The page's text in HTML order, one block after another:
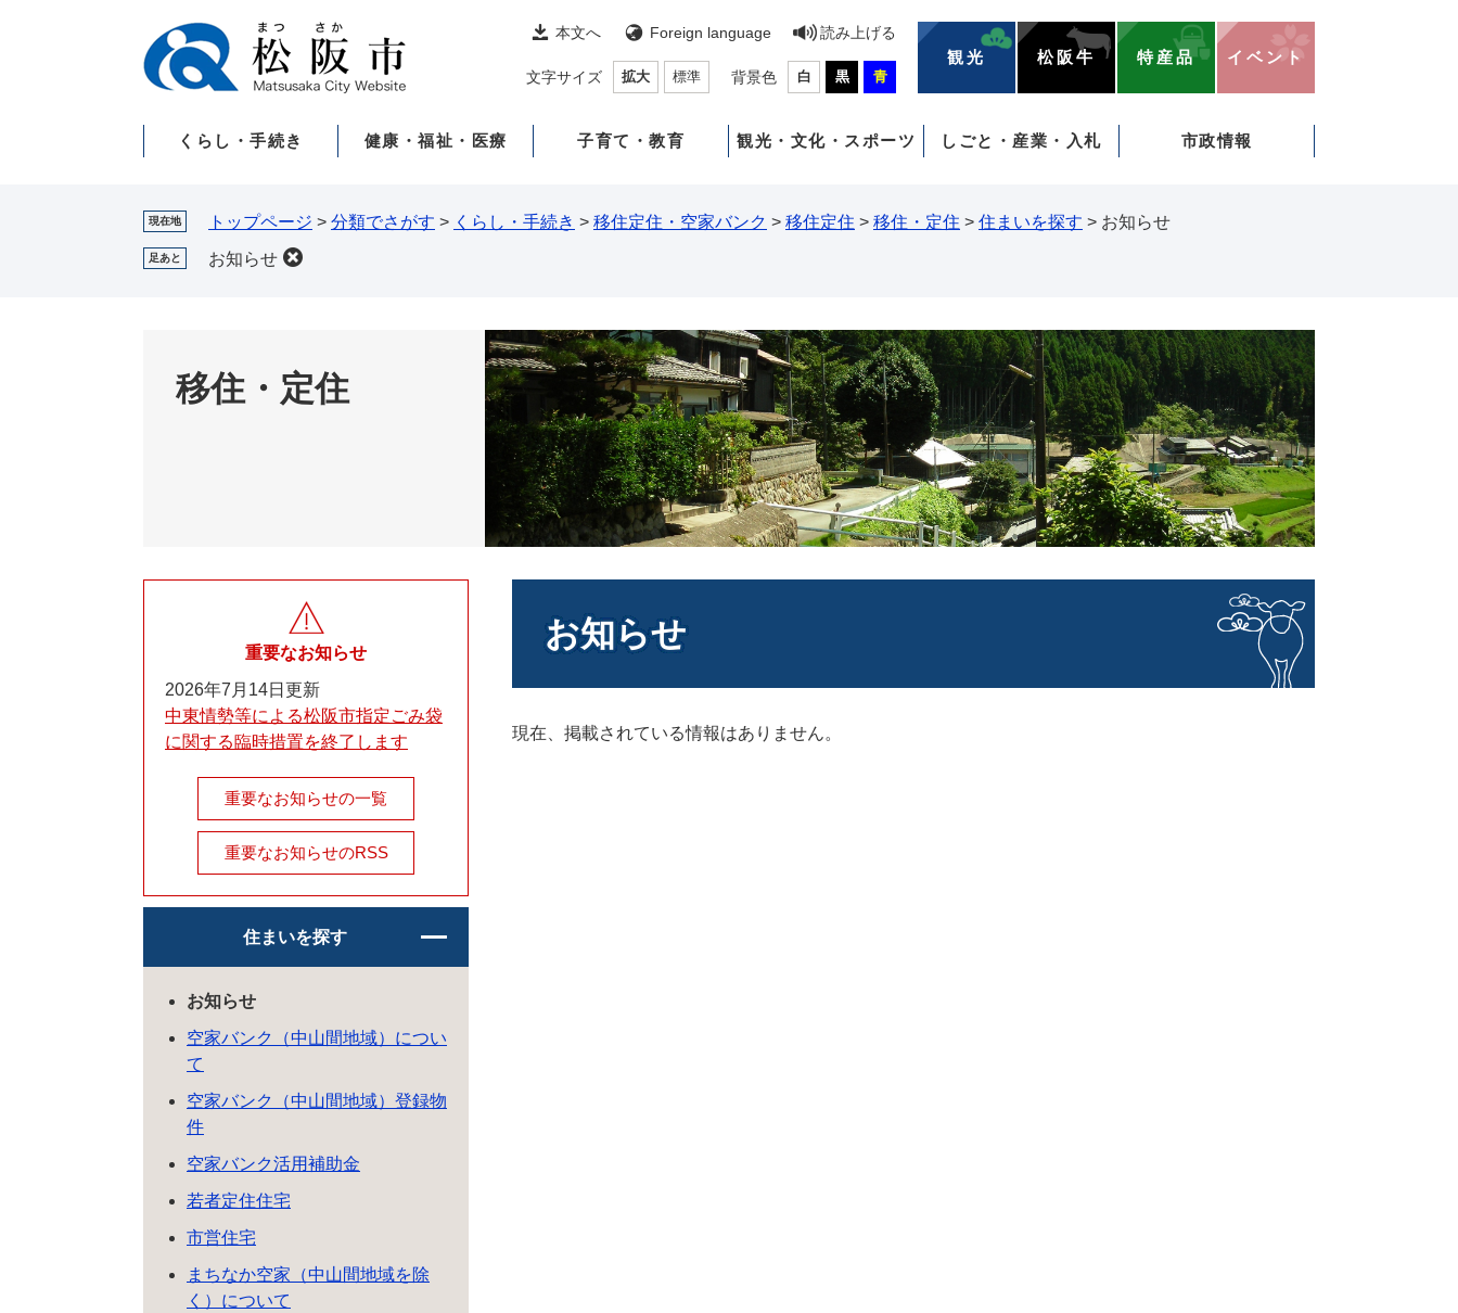
本文へ Foreign language 読み上げる
文字サイズ 拡大 標準 背景色 白 黒 青
観光 松阪牛 特産品 イベント
くらし・手続き 健康・福祉・医療 子育て・教育 観光・文化・スポーツ しごと・産業・入札 市政情報
現在地 トップページ > 分類でさがす > くらし・手続き > 移住定住・空家バンク > 移住定住 > 移住・定住 > 住まいを探す > お知らせ
足あと お知らせ
移住・定住
お知らせ
現在、掲載されている情報はありません。
重要なお知らせ
2026年7月14日更新
中東情勢等による松阪市指定ごみ袋
に関する臨時措置を終了します
重要なお知らせの一覧
重要なお知らせのRSS
住まいを探す
お知らせ
空家バンク（中山間地域）につい
て
空家バンク（中山間地域）登録物
件
空家バンク活用補助金
若者定住住宅
市営住宅
まちなか空家（中山間地域を除
く）について